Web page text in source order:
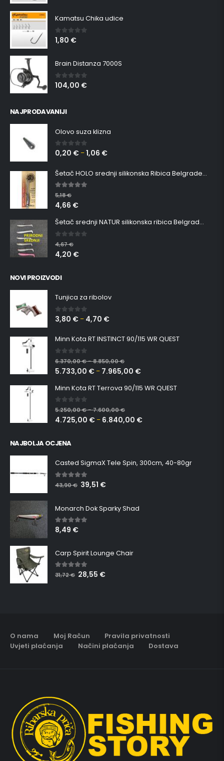
Kamatsu Chika udice
0 out of 5
1,80 €
Brain Distanza 7000S
0out of 5
104,00 €
NAJPRODAVANIJI
Olovo suza klizna
0 out of 5
0,20 € –1,06 €
Šetač HOLO srednji silikonska Ribica Belgrade Walker
5.00out of 5
5,18€
4,66 €
Šetač srednji NATUR silikonska ribica Belgrade Walker
0 out of 5
4,67€
4,20 €
NOVI PROIZVODI
Tunjica za ribolov
0 out of 5
3,80 € – 4,70 €
Minn Kota RT INSTINCT 90/115 WR QUEST
0 out of 5
6.370,00€–8.850,00€
5.733,00 € – 7.965,00 €
Minn Kota RT Terrova 90/115 WR QUEST
0 out of 5
5.250,00€–7.600,00€
4.725,00 € – 6.840,00 €
NAJBOLJA OCJENA
Casted SigmaX Tele Spin, 300cm, 40-80gr
5.00 out of 5
43,90€ 39,51 €
Monarch Dok Sparky Shad
5.00 out of 5
8,49 €
Carp Spirit Lounge Chair
5.00 out of 5
31,72€ 28,55 €
O nama Moj Račun
Pravila privatnosti
Uvjeti plaćanja
Načini plaćanja Dostava